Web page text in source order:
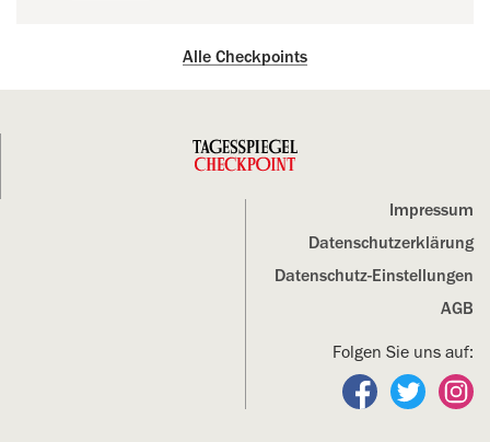
Alle Checkpoints
Impressum
Datenschutz­erklärung
Datenschutz-Einstellungen
AGB
Folgen Sie uns auf:
Folgen Sie